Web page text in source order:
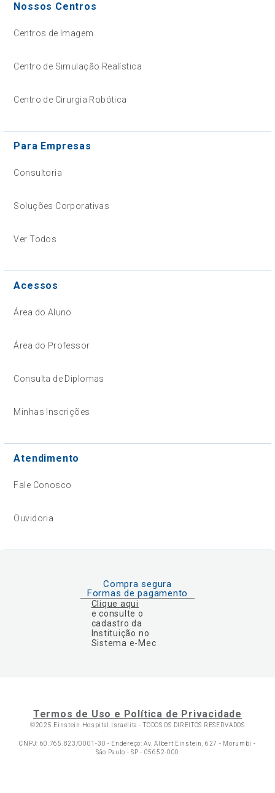
Nossos Centros
Centros de Imagem
Centro de Simulação Realística
Centro de Cirurgia Robótica
Para Empresas
Consultoria
Soluções Corporativas
Ver Todos
Acessos
Área do Aluno
Área do Professor
Consulta de Diplomas
Minhas Inscrições
Atendimento
Fale Conosco
Ouvidoria
Compra segura
Formas de pagamento
Clique aqui
e consulte o
cadastro da
Instituição no
Sistema e-Mec
Termos de Uso e Política de Privacidade
©2025 Einstein Hospital Israelita -TODOS OS DIREITOS RESERVADOS
CNPJ: 60.765.823/0001-30 - Endereço: Av. Albert Einstein, 627 - Morumbi -
São Paulo - SP - 05652-000